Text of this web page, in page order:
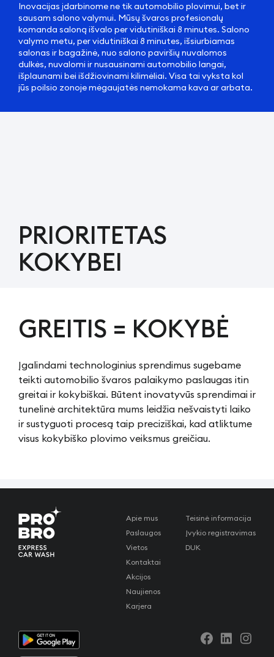
Inovacijas įdarbinome ne tik automobilio plovimui, bet ir
sausam salono valymui. Mūsų švaros profesionalų
komanda saloną išvalo per vidutiniškai 8 minutes. Salono
valymo metu, per vidutiniškai 8 minutes, išsiurbiamas
salonas ir bagažinė, nuo salono paviršių nuvalomos
dulkės, nuvalomi ir nusausinami automobilio langai,
išplaunami bei išdžiovinami kilimėliai. Visa tai vyksta kol
jūs poilsio zonoje mėgaujatės nemokama kava ar arbata.
PRIORITETAS
KOKYBEI
GREITIS = KOKYBĖ
Įgalindami technologinius sprendimus sugebame
teikti automobilio švaros palaikymo paslaugas itin
greitai ir kokybiškai. Būtent inovatyvūs sprendimai ir
tunelinė architektūra mums leidžia nešvaistyti laiko
ir sustyguoti procesą taip preciziškai, kad atliktume
visus kokybiško plovimo veiksmus greičiau.
Apie mus
Paslaugos
Vietos
Kontaktai
Akcijos
Naujienos
Karjera
Teisinė informacija
Įvykio registravimas
DUK